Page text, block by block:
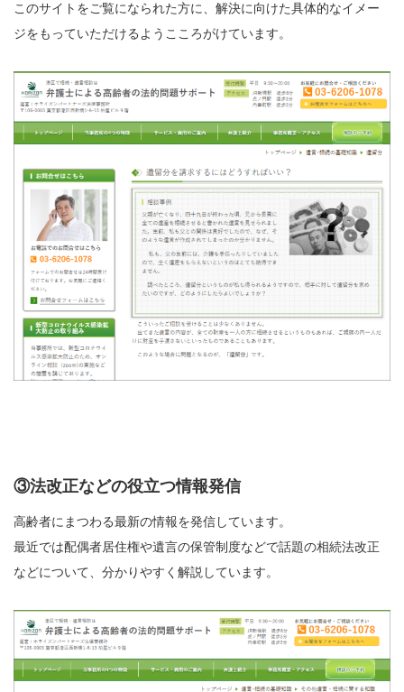
このサイトをご覧になられた方に、解決に向けた具体的なイメー
ジをもっていただけるようこころがけています。
③法改正などの役立つ情報発信
高齢者にまつわる最新の情報を発信しています。
最近では配偶者居住権や遺言の保管制度などで話題の相続法改正
などについて、分かりやすく解説しています。